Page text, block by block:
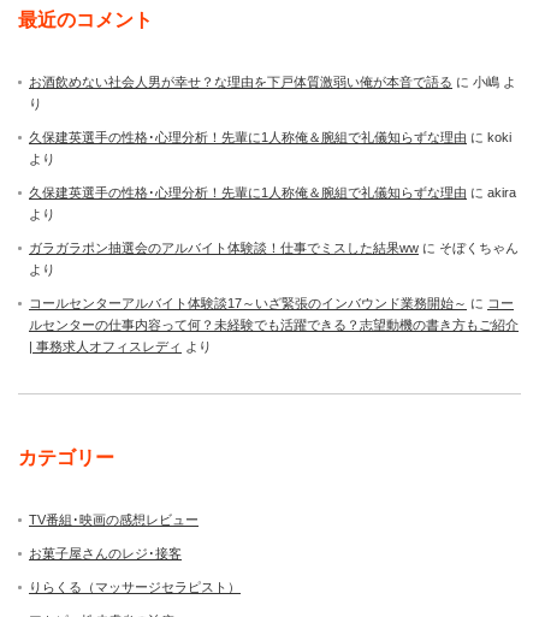
最近のコメント
お酒飲めない社会人男が幸せ？な理由を下戸体質激弱い俺が本音で語る に 小嶋 よ
り
久保建英選手の性格･心理分析！先輩に1人称俺＆腕組で礼儀知らずな理由 に koki
より
久保建英選手の性格･心理分析！先輩に1人称俺＆腕組で礼儀知らずな理由 に akira
より
ガラガラポン抽選会のアルバイト体験談！仕事でミスした結果ww に そぼくちゃん
より
コールセンターアルバイト体験談17～いざ緊張のインバウンド業務開始～ に コー
ルセンターの仕事内容って何？未経験でも活躍できる？志望動機の書き方もご紹介
| 事務求人オフィスレディ より
カテゴリー
TV番組･映画の感想レビュー
お菓子屋さんのレジ･接客
りらくる（マッサージセラピスト）